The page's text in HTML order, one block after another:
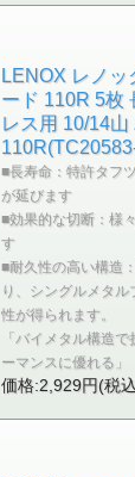
LENOX レノ
ード 110R 5枚
レス用 10/14
■長寿命：特許タフ
が延びます
■効果的な切断：様
す
■耐久性の高い構造
り、シングルメタル
性が得られます。
「バイメタル構造
ーマンスに優れる」
価格:2,929円(税